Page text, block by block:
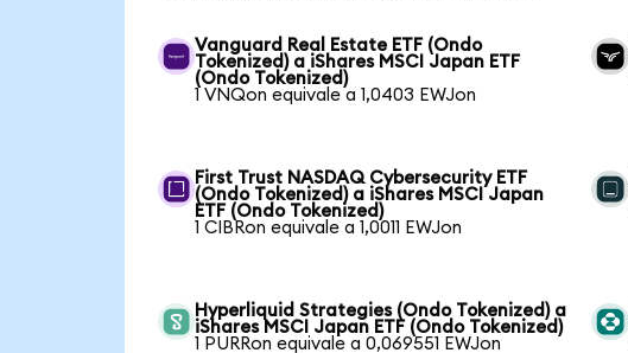
Vanguard Real Estate ETF (Ondo
Tokenized) a iShares MSCI Japan ETF
(Ondo Tokenized)
1 VNQon equivale a 1,0403 EWJon
First Trust NASDAQ Cybersecurity ETF
(Ondo Tokenized) a iShares MSCI Japan
ETF (Ondo Tokenized)
1 CIBRon equivale a 1,0011 EWJon
Hyperliquid Strategies (Ondo Tokenized) a
iShares MSCI Japan ETF (Ondo Tokenized)
1 PURRon equivale a 0,069551 EWJon